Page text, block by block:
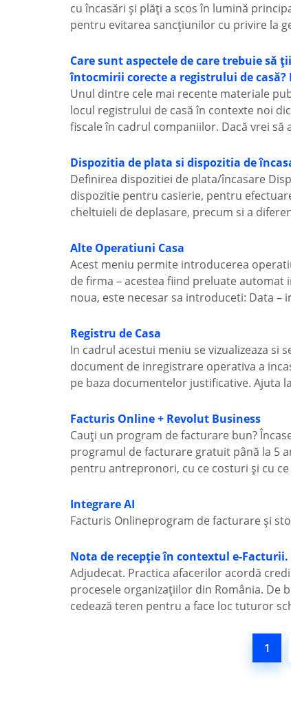
cu încasări și plăți a scos în lumină
pentru evitarea sancțiunilor cu privire la
Care sunt aspectele de care trebuie
întocmirii corecte a registrului de casă?
Unul dintre cele mai recente materiale
locul registrului de casă în contexte noi
fiscale în cadrul companiilor. Dacă vrei
Dispozitia de plata si dispozitia de
Definirea dispozitiei de plata/încasare
dispozitie pentru casierie, pentru
cheltuieli de deplasare, precum si a
Alte Operatiuni Casa
Acest meniu permite introducerea
de firma – acestea fiind preluate automat
noua, este necesar sa introduceti: Data –
Registru de Casa
In cadrul acestui meniu se vizualizeaza si
document de inregistrare operativa a
pe baza documentelor justificative. Ajuta
Facturis Online + Revolut Business
Cauți un program de facturare bun?
programul de facturare gratuit până la 5
pentru antrepronori, cu ce costuri și cu ce
Integrare AI
Facturis Onlineprogram de facturare și
Nota de recepție în contextul e-
Adjudecat. Practica afacerilor acordă
procesele organizațiilor din România. De
cedează teren pentru a face loc tuturor
1